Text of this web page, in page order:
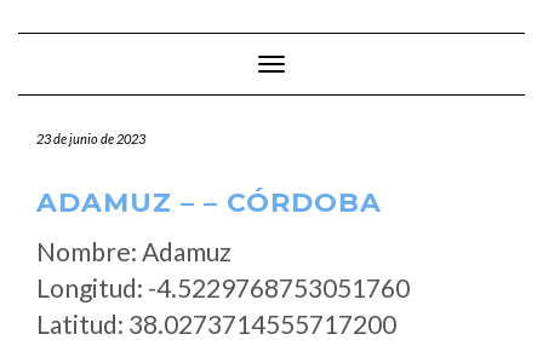
Cambiar modo de navegación
23 de junio de 2023
ADAMUZ – – CÓRDOBA
Nombre: Adamuz
Longitud: -4.5229768753051760
Latitud: 38.0273714555717200